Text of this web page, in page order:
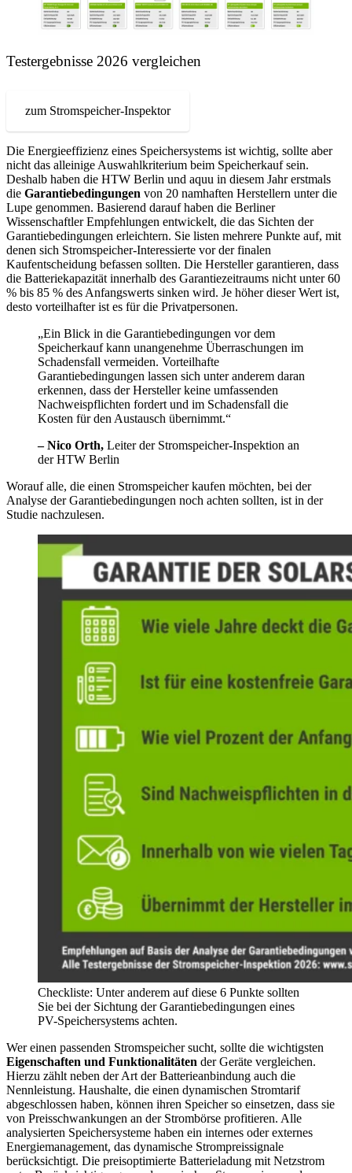
Testergebnisse 2026 vergleichen
zum Stromspeicher-Inspektor
Die Energieeffizienz eines Speichersystems ist wichtig, sollte aber
nicht das alleinige Auswahl­kriterium beim Speicherkauf sein.
Deshalb haben die HTW Berlin und aquu in diesem Jahr erstmals
die Garantie­bedingungen von 20 namhaften Herstellern unter die
Lupe genommen. Basierend darauf haben die Berliner
Wissenschaftler Empfehlungen entwickelt, die das Sichten der
Garantiebedingungen erleichtern. Sie listen mehrere Punkte auf, mit
denen sich Stromspeicher-Interessierte vor der finalen
Kaufentscheidung befassen sollten. Die Hersteller garantieren, dass
die Batteriekapazität innerhalb des Garantiezeitraums nicht unter 60
% bis 85 % des Anfangswerts sinken wird. Je höher dieser Wert ist,
desto vorteilhafter ist es für die Privatpersonen.
„Ein Blick in die Garantiebedingungen vor dem
Speicherkauf kann unangenehme Überraschungen im
Schadensfall vermeiden. Vorteilhafte
Garantiebedingungen lassen sich unter anderem daran
erkennen, dass der Hersteller keine umfassenden
Nachweispflichten fordert und im Schadensfall die
Kosten für den Austausch übernimmt.“
– Nico Orth, Leiter der Stromspeicher-Inspektion an
der HTW Berlin
Worauf alle, die einen Stromspeicher kaufen möchten, bei der
Analyse der Garantiebedingungen noch achten sollten, ist in der
Studie nachzulesen.
Checkliste: Unter anderem auf diese 6 Punkte sollten
Sie bei der Sichtung der Garantiebedingungen eines
PV-Speichersystems achten.
Wer einen passenden Stromspeicher sucht, sollte die wichtigsten
Eigenschaften und Funktio­nalitäten der Geräte vergleichen.
Hierzu zählt neben der Art der Batterieanbindung auch die
Nennleistung. Haushalte, die einen dynamischen Stromtarif
abgeschlossen haben, können ihren Speicher so einsetzen, dass sie
von Preisschwankungen an der Strom­börse profitieren. Alle
analysierten Speichersysteme haben ein internes oder externes
Energiemanagement, das dynamische Strompreissignale
berücksichtigt. Die preisoptimierte Batterieladung mit Netzstrom